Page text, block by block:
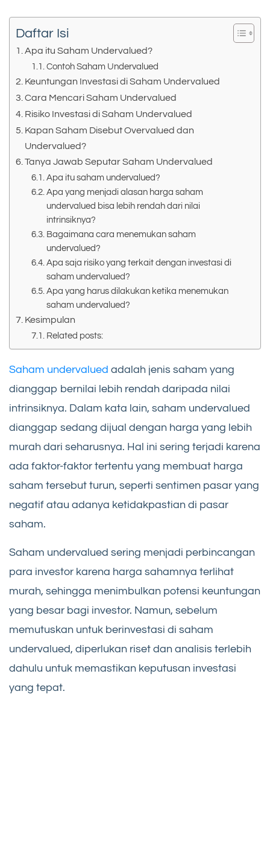
Daftar Isi
Apa itu Saham Undervalued?
Contoh Saham Undervalued
Keuntungan Investasi di Saham Undervalued
Cara Mencari Saham Undervalued
Risiko Investasi di Saham Undervalued
Kapan Saham Disebut Overvalued dan
Undervalued?
Tanya Jawab Seputar Saham Undervalued
Apa itu saham undervalued?
Apa yang menjadi alasan harga saham
undervalued bisa lebih rendah dari nilai
intrinsiknya?
Bagaimana cara menemukan saham
undervalued?
Apa saja risiko yang terkait dengan investasi di
saham undervalued?
Apa yang harus dilakukan ketika menemukan
saham undervalued?
Kesimpulan
Related posts:
Saham undervalued adalah jenis saham yang
dianggap bernilai lebih rendah daripada nilai
intrinsiknya. Dalam kata lain, saham undervalued
dianggap sedang dijual dengan harga yang lebih
murah dari seharusnya. Hal ini sering terjadi karena
ada faktor-faktor tertentu yang membuat harga
saham tersebut turun, seperti sentimen pasar yang
negatif atau adanya ketidakpastian di pasar
saham.
Saham undervalued sering menjadi perbincangan
para investor karena harga sahamnya terlihat
murah, sehingga menimbulkan potensi keuntungan
yang besar bagi investor. Namun, sebelum
memutuskan untuk berinvestasi di saham
undervalued, diperlukan riset dan analisis terlebih
dahulu untuk memastikan keputusan investasi
yang tepat.